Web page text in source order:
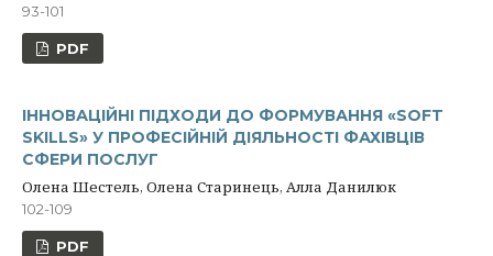
93-101
PDF
ІННОВАЦІЙНІ ПІДХОДИ ДО ФОРМУВАННЯ «SOFT
SKILLS» У ПРОФЕСІЙНІЙ ДІЯЛЬНОСТІ ФАХІВЦІВ
СФЕРИ ПОСЛУГ
Олена Шестель, Олена Старинець, Алла Данилюк
102-109
PDF